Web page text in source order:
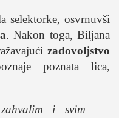
selektorke, osvrnuvši
. Nakon toga, Biljana
zadovoljstvo
poznata lica,
i svim